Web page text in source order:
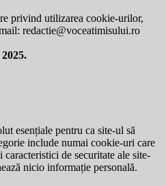
privind utilizarea cookie-urilor,
redactie@voceatimisului.ro
esențiale pentru ca site-ul să
include numai cookie-uri care
de securitate ale site-
nicio informație personală.